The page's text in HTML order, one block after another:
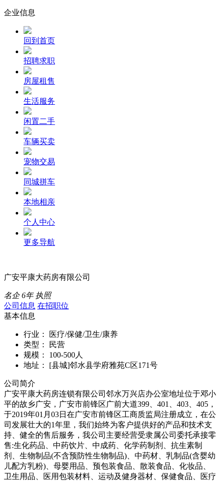
企业信息
回到首页
招聘求职
房屋租售
生活服务
闲置二手
车辆买卖
宠物交易
同城拼车
本地相亲
个人中心
更多导航
广安平康大药房有限公司
名企 6年 执照
公司信息 在招职位
基本信息
行业：
医疗/保健/卫生/康养
类型：
民营
规模：
100-500人
地址：
[县城]邻水县学府雅苑C区171号
公司简介
广安平康大药房连锁有限公司邻水万兴店办公室地址位于邓小
平的故乡广安，广安市前锋区广前大道399、401、403、405，
于2019年01月03日在广安市前锋区工商质监局注册成立，在公
司发展壮大的1年里，我们始终为客户提供好的产品和技术支
持、健全的售后服务，我公司主要经营受隶属公司委托承接零
售:生化药品、中药饮片、中成药、化学药制剂、抗生素制
剂、生物制品(不含预防性生物制品)、中药材、乳制品(含婴幼
儿配方乳粉)、母婴用品、预包装食品、散装食品、化妆品、
卫生用品、医用包装材料、运动及健身器材、保健食品、医疗